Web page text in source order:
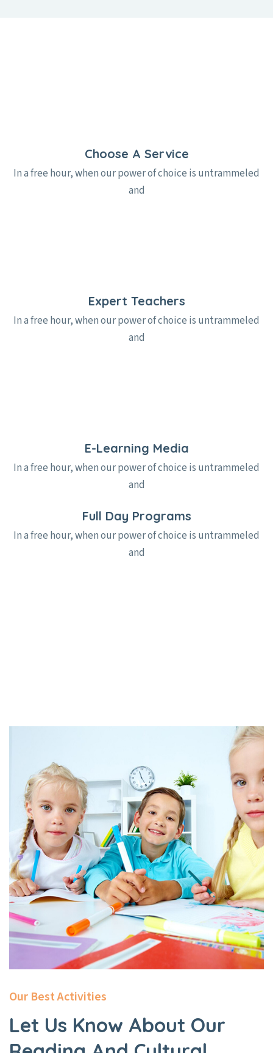
Choose A Service
In a free hour, when our power of choice is untrammeled
and
Expert Teachers
In a free hour, when our power of choice is untrammeled
and
E-Learning Media
In a free hour, when our power of choice is untrammeled
and
Full Day Programs
In a free hour, when our power of choice is untrammeled
and
Our Best Activities
Let Us Know About Our